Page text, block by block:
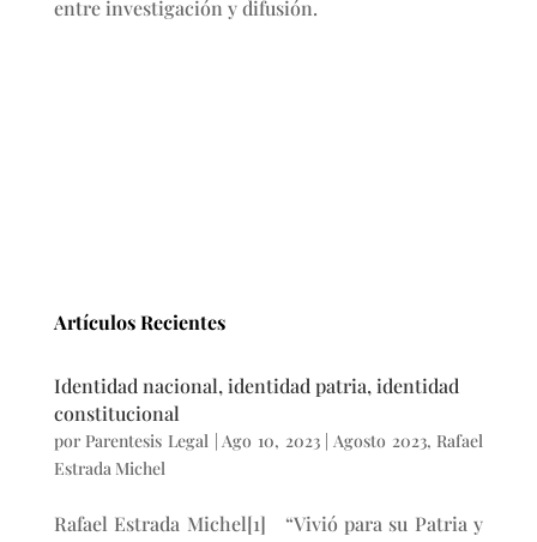
entre investigación y difusión.
Artículos Recientes
Identidad nacional, identidad patria, identidad
constitucional
por Parentesis Legal |Ago 10, 2023| Agosto 2023, Rafael
Estrada Michel
Rafael Estrada Michel[1] “Vivió para su Patria y